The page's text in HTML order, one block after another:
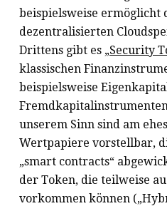
beispielsweise ermöglicht
dezentralisierten
Drittens gibt es „Security
klassischen
beispielsweise
unserem Sinn sind am
Wertpapiere vorstellbar,
„smart contracts“
der Token, die teilweise
vorkommen können